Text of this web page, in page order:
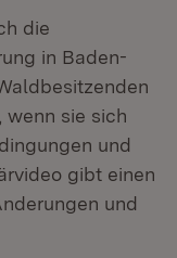
die
in Baden-
wenn sie sich
und
gibt einen
und